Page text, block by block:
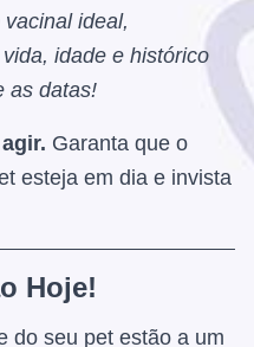
ideal,
idade e histórico
as datas!
Garanta que o
esteja em dia e invista
Hoje!
do seu pet estão a um